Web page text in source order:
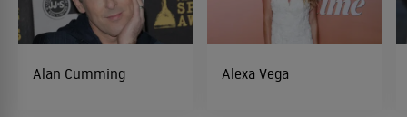
Alan Cumming Alexa Vega